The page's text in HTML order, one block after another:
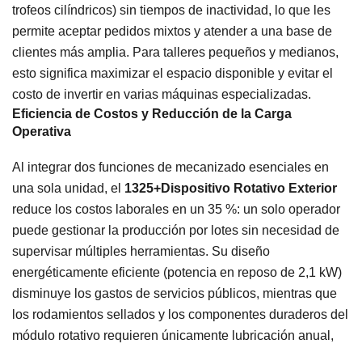
trofeos cilíndricos) sin tiempos de inactividad, lo que les
permite aceptar pedidos mixtos y atender a una base de
clientes más amplia. Para talleres pequeños y medianos,
esto significa maximizar el espacio disponible y evitar el
costo de invertir en varias máquinas especializadas.
Eficiencia de Costos y Reducción de la Carga
Operativa
Al integrar dos funciones de mecanizado esenciales en
una sola unidad, el 1325+Dispositivo Rotativo Exterior
reduce los costos laborales en un 35 %: un solo operador
puede gestionar la producción por lotes sin necesidad de
supervisar múltiples herramientas. Su diseño
energéticamente eficiente (potencia en reposo de 2,1 kW)
disminuye los gastos de servicios públicos, mientras que
los rodamientos sellados y los componentes duraderos del
módulo rotativo requieren únicamente lubricación anual,